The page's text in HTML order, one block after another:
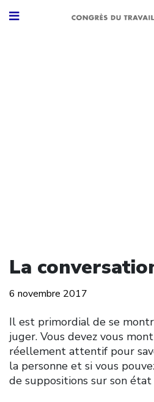
La
6 novembre 2017
Il est primordial de se
juger. Vous devez vous
réellement attentif pour
la personne et si vous
de suppositions sur son état